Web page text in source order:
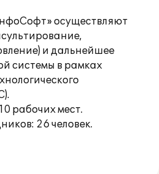
осуществляют
и дальнейшее
системы в рамках
рабочих мест.
26 человек.